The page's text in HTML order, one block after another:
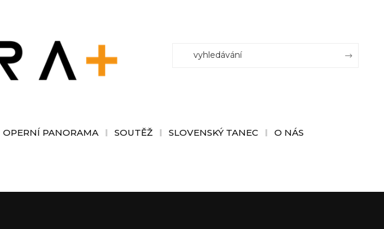
OPERNÍ PANORAMA SOUTĚŽ SLOVENSKÝ TANEC O NÁS